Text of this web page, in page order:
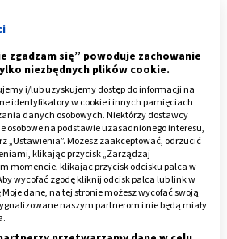
- przyczyny
się na obraz kliniczny
jest wynikiem
krokowego
- odpowiada za
zgadzam się” powoduje zachowanie
niezbędnych plików cookie.
i/lub uzyskujemy dostęp do informacji na
identyfikatory w cookie i innych pamięciach
danych osobowych. Niektórzy dostawcy
osobowe na podstawie uzasadnionego interesu,
„Ustawienia”. Możesz zaakceptować, odrzucić
klikając przycisk „Zarządzaj
momencie, klikając przycisk odcisku palca w
wycofać zgodę kliknij odcisk palca lub link w
dane, na tej stronie możesz wycofać swoją
naszym partnerom i nie będą miały